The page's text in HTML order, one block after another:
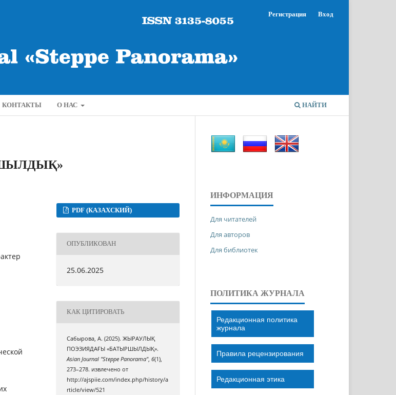
КОНТАКТЫ О НАС НАЙТИ
Регистрация Вход
PDF (КАЗАХСКИЙ)
ОПУБЛИКОВАН
25.06.2025
КАК ЦИТИРОВАТЬ
Сабырова, А. (2025). ЖЫРАУЛЫҚ
ПОЭЗИЯДАҒЫ «БАТЫРШЫЛДЫҚ».
Asian Journal "Steppe Panorama",6(1),
273–278. извлечено от
http://ajspiie.com/index.php/history/a
rticle/view/521
ИНФОРМАЦИЯ
Для читателей
Для авторов
Для библиотек
ПОЛИТИКА ЖУРНАЛА
Редакционная политика
журнала
Правила рецензирования
Редакционная этика